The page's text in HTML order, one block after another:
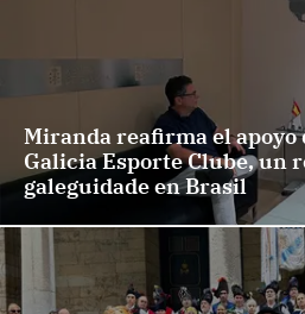
Miranda reafirma el apoyo
Galicia Esporte Clube, un
galeguidade en Brasil